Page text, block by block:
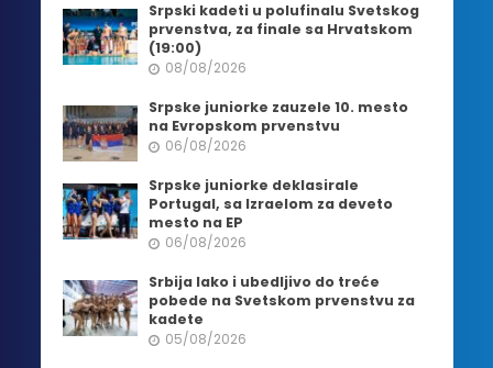
Srpski kadeti u polufinalu Svetskog
prvenstva, za finale sa Hrvatskom
(19:00)
08/08/2026
Srpske juniorke zauzele 10. mesto
na Evropskom prvenstvu
06/08/2026
Srpske juniorke deklasirale
Portugal, sa Izraelom za deveto
mesto na EP
06/08/2026
Srbija lako i ubedljivo do treće
pobede na Svetskom prvenstvu za
kadete
05/08/2026